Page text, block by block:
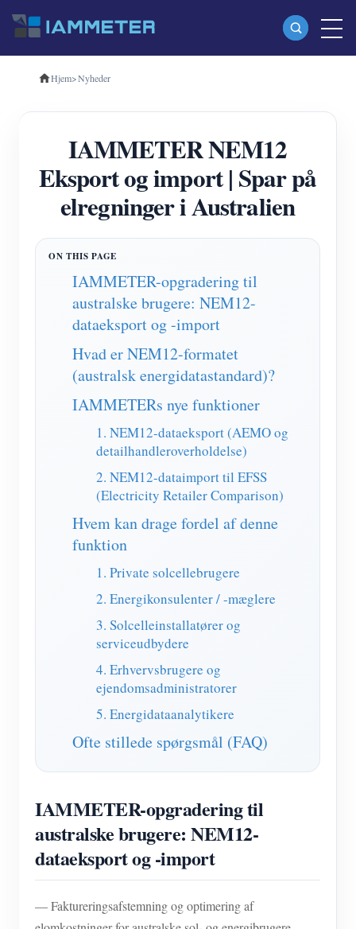
Produkter
Trefaset Wi-Fi-energimåler (WEM3080T)
Trefaset Wi-Fi energimåler (WEM3046T)
Trefaset Wi-Fi-energimåler (WEM3050T)
WiFi Power Controller
Self-hosting service
EV oplader
IAMMETER Simulator
Ansøgninger
Solar PV System Energimonitor
Monitor for elforbrug
PV varmelegeme kontrolsystem
Home Automation
Fabrikkens energiovervågning
butik
Ressourcer
Produkt lynstart
FAQ
Nyheder
Blogs
Udforske
Belønningsprogram
Kontakt
Hjem>Nyheder
IAMMETER NEM12
Eksport og import | Spar på
elregninger i Australien
IAMMETER-opgradering til
australske brugere: NEM12-
dataeksport og -import
Hvad er NEM12-formatet
(australsk energidatastandard)?
IAMMETERs nye funktioner
1. NEM12-dataeksport (AEMO og
detailhandleroverholdelse)
2. NEM12-dataimport til EFSS
(Electricity Retailer Comparison)
Hvem kan drage fordel af denne
funktion
1. Private solcellebrugere
2. Energikonsulenter / -mæglere
3. Solcelleinstallatører og
serviceudbydere
4. Erhvervsbrugere og
ejendomsadministratorer
5. Energidataanalytikere
Ofte stillede spørgsmål (FAQ)
IAMMETER-opgradering til
australske brugere: NEM12-
dataeksport og -import
— Faktureringsafstemning og optimering af